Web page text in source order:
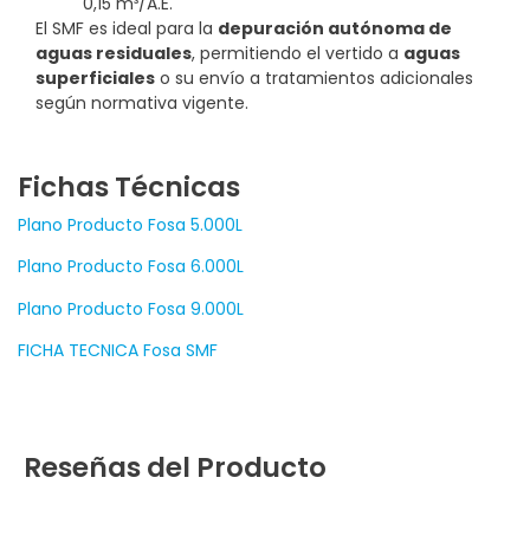
El SMF es ideal para la depuración autónoma de
aguas residuales, permitiendo el vertido a aguas
superficiales o su envío a tratamientos adicionales
según normativa vigente.
Fichas Técnicas
Plano Producto Fosa 5.000L
Plano Producto Fosa 6.000L
Plano Producto Fosa 9.000L
FICHA TECNICA Fosa SMF
Reseñas del Producto